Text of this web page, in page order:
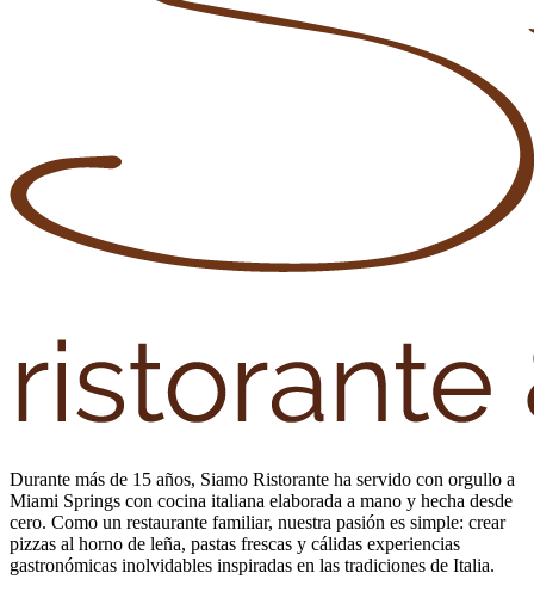
Durante más de 15 años, Siamo Ristorante ha servido con orgullo a
Miami Springs con cocina italiana elaborada a mano y hecha desde
cero. Como un restaurante familiar, nuestra pasión es simple: crear
pizzas al horno de leña, pastas frescas y cálidas experiencias
gastronómicas inolvidables inspiradas en las tradiciones de Italia.